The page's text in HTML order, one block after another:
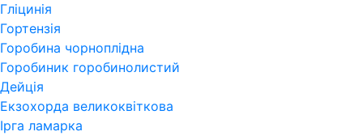
Гліцинія
Гортензія
Горобина чорноплідна
Горобиник горобинолистий
Дейція
Екзохорда великоквіткова
Ірга ламарка